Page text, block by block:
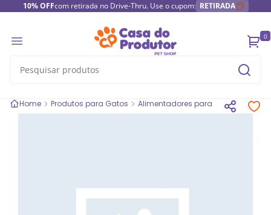
10% OFFcom retirada no Drive-Thru. Use o cupom: RETIRADA
0
Home Produtos para Gatos Alimentadores para gatos